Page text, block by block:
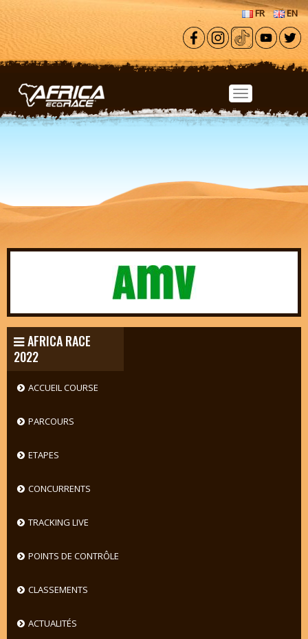
Aller au contenu principal
FR EN
AFRICA RACE
2022
ACCUEIL COURSE
PARCOURS
ETAPES
CONCURRENTS
TRACKING LIVE
POINTS DE CONTRÔLE
CLASSEMENTS
ACTUALITÉS